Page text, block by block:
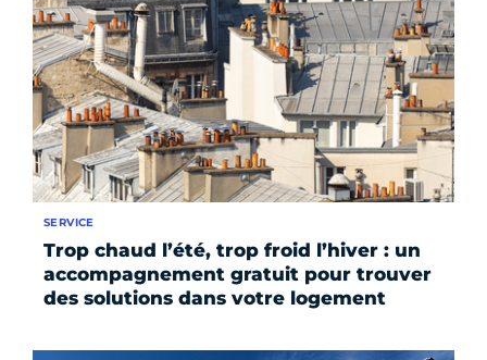
Trop chaud l’été, trop froid l’hiver : un
accompagnement gratuit pour trouver
des solutions dans votre logement
SERVICE